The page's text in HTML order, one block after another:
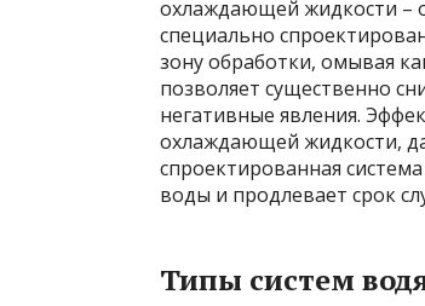
охлаждающей жидкости –
специально
зону обработки, омывая
позволяет существенно
негативные явления.
охлаждающей жидкости,
спроектированная
воды и продлевает срок
Типы систем